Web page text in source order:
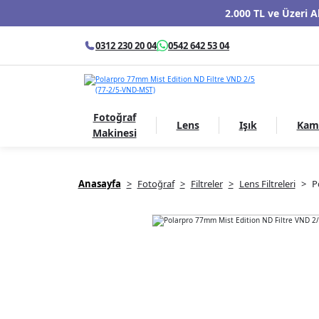
2.000 TL ve Üzeri
0312 230 20 04 0542 642 53 04
Fotoğraf
Makinesi
Lens Işık
Anasayfa Fotoğraf Filtreler Lens Filtreleri